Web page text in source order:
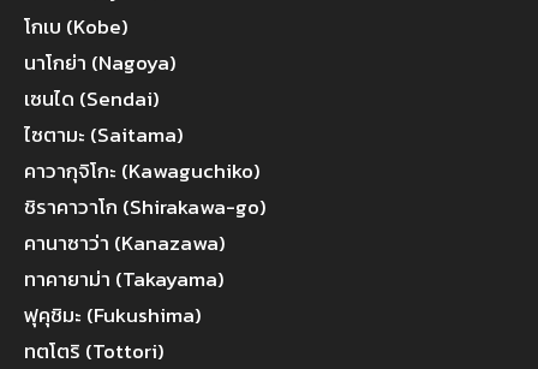
โกเบ (Kobe)
นาโกย่า (Nagoya)
เซนได (Sendai)
ไซตามะ (Saitama)
คาวากุจิโกะ (Kawaguchiko)
ชิราคาวาโก (Shirakawa-go)
คานาซาว่า (Kanazawa)
ทาคายาม่า (Takayama)
ฟุคุชิมะ (Fukushima)
ทตโตริ (Tottori)